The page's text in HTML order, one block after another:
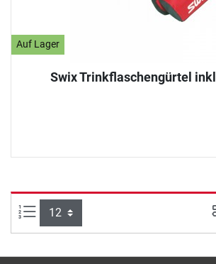
Auf Lager
Swix Trinkflaschengürtel
Artikel pro Seite: